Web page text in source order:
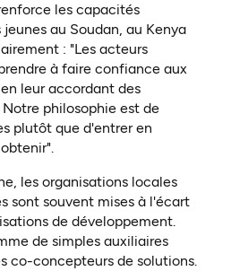
les capacités
au Soudan, au Kenya
: "Les acteurs
à faire confiance aux
leur accordant des
philosophie est de
plutôt que d'entrer en
les organisations locales
sont souvent mises à l'écart
de développement.
de simples auxiliaires
co-concepteurs de solutions.